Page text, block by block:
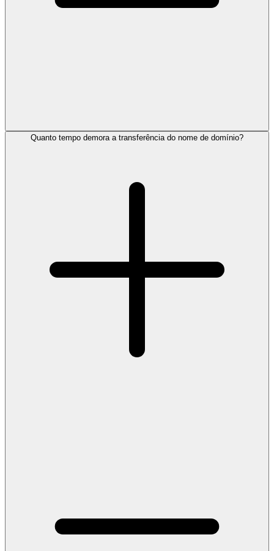
Quanto tempo demora a transferência do nome de domínio?